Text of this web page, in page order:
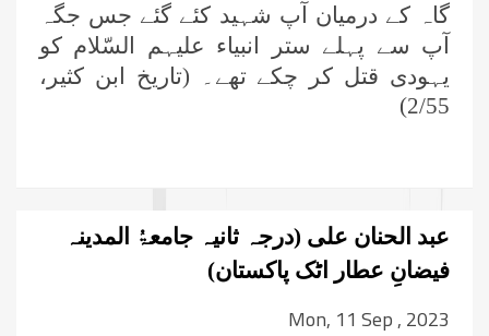
گاہ کے درمیان آپ شہید کئے گئے جس جگہ
آپ سے پہلے ستر انبیاء علیہم السّلام کو
یہودی قتل کر چکے تھے۔ (تاریخ ابن کثیر،
2/55
)
عبد الحنان علی (درجہ ثانیہ جامعۃُ المدینہ
فیضانِ عطار اٹک پاکستان)
Mon, 11 Sep , 2023